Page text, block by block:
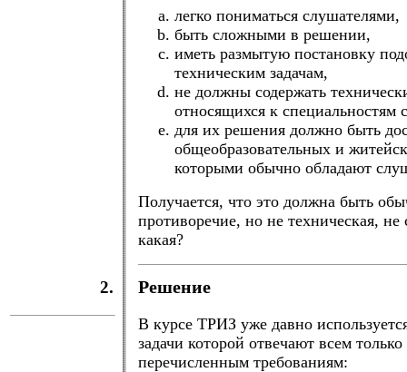
легко пониматься слушателями,
быть сложными в решении,
иметь размытую постановку
техническим задачам,
не должны содержать
относящихся к специальностям
для их решения должно быть
общеобразовательных и
которыми обычно обладают
Получается, что это должна быть
противоречие, но не техническая,
какая?
2. Решение
В курсе ТРИЗ уже давно
задачи которой отвечают всем только
перечисленным требованиям: